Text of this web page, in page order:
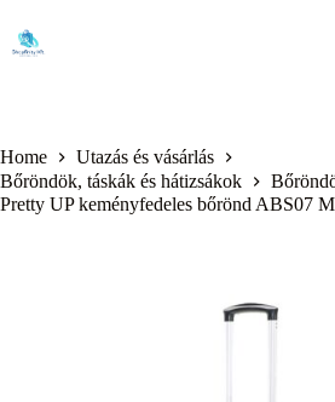
content
Home
Utazás és vásárlás
Bőröndök, táskák és hátizsákok
Pretty UP keményfedeles bőrönd ABS07